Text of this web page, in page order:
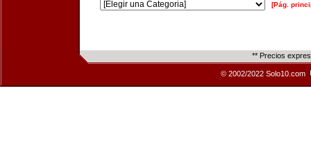
[Pág.
** Precios
© 2002/2022 Solo10.com